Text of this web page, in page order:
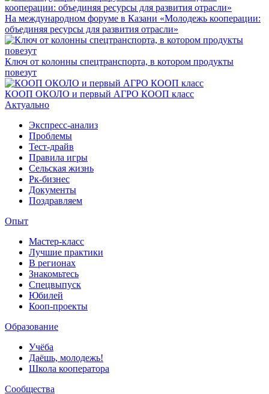
На международном форуме в Казани «Молодежь кооперации:
объединяя ресурсы для развития отрасли»
Ключ от колонны спецтранспорта, в котором продукты
повезут
КООП ОКОЛО и первый АГРО КООП класс
Актуально
Экспресс-анализ
Проблемы
Тест-драйв
Правила игры
Сельская жизнь
Рк-бизнес
Документы
Поздравляем
Опыт
Мастер-класс
Лучшие практики
В регионах
Знакомьтесь
Спецвыпуск
Юбилей
Кооп-проекты
Образование
Учёба
Даёшь, молодежь!
Школа кооператора
Сообщества